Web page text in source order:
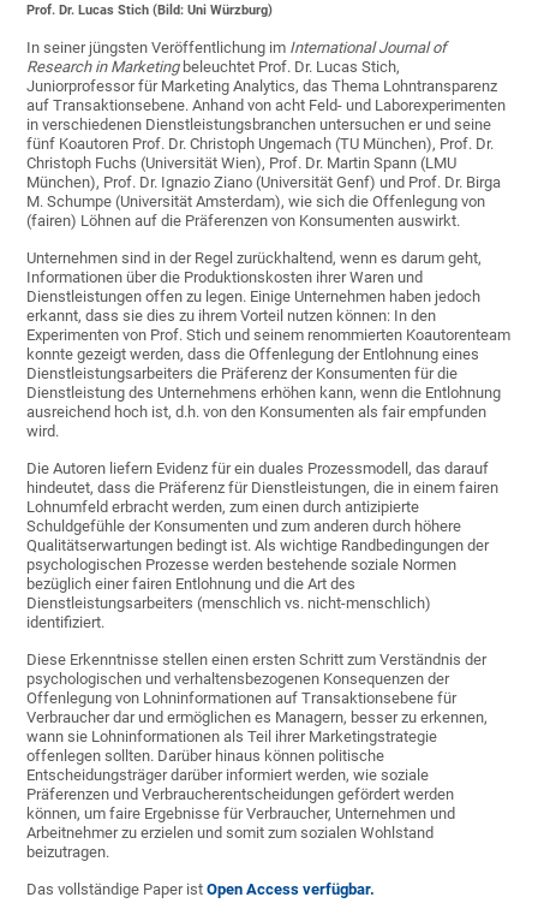
Prof. Dr. Lucas Stich (Bild: Uni Würzburg)
In seiner jüngsten Veröffentlichung im International Journal of
Research in Marketingbeleuchtet Prof. Dr. Lucas Stich,
Juniorprofessor für Marketing Analytics, das Thema Lohntransparenz
auf Transaktionsebene. Anhand von acht Feld- und Laborexperimenten
in verschiedenen Dienstleistungsbranchen untersuchen er und seine
fünf Koautoren Prof. Dr. Christoph Ungemach (TU München), Prof. Dr.
Christoph Fuchs (Universität Wien), Prof. Dr. Martin Spann (LMU
München), Prof. Dr. Ignazio Ziano (Universität Genf) und Prof. Dr. Birga
M. Schumpe (Universität Amsterdam), wie sich die Offenlegung von
(fairen) Löhnen auf die Präferenzen von Konsumenten auswirkt.
Unternehmen sind in der Regel zurückhaltend, wenn es darum geht,
Informationen über die Produktionskosten ihrer Waren und
Dienstleistungen offen zu legen. Einige Unternehmen haben jedoch
erkannt, dass sie dies zu ihrem Vorteil nutzen können: In den
Experimenten von Prof. Stich und seinem renommierten Koautorenteam
konnte gezeigt werden, dass die Offenlegung der Entlohnung eines
Dienstleistungsarbeiters die Präferenz der Konsumenten für die
Dienstleistung des Unternehmens erhöhen kann, wenn die Entlohnung
ausreichend hoch ist, d.h. von den Konsumenten als fair empfunden
wird.
Die Autoren liefern Evidenz für ein duales Prozessmodell, das darauf
hindeutet, dass die Präferenz für Dienstleistungen, die in einem fairen
Lohnumfeld erbracht werden, zum einen durch antizipierte
Schuldgefühle der Konsumenten und zum anderen durch höhere
Qualitätserwartungen bedingt ist. Als wichtige Randbedingungen der
psychologischen Prozesse werden bestehende soziale Normen
bezüglich einer fairen Entlohnung und die Art des
Dienstleistungsarbeiters (menschlich vs. nicht-menschlich)
identifiziert.
Diese Erkenntnisse stellen einen ersten Schritt zum Verständnis der
psychologischen und verhaltensbezogenen Konsequenzen der
Offenlegung von Lohninformationen auf Transaktionsebene für
Verbraucher dar und ermöglichen es Managern, besser zu erkennen,
wann sie Lohninformationen als Teil ihrer Marketingstrategie
offenlegen sollten. Darüber hinaus können politische
Entscheidungsträger darüber informiert werden, wie soziale
Präferenzen und Verbraucherentscheidungen gefördert werden
können, um faire Ergebnisse für Verbraucher, Unternehmen und
Arbeitnehmer zu erzielen und somit zum sozialen Wohlstand
beizutragen.
Das vollständige Paper istOpen Access verfügbar.